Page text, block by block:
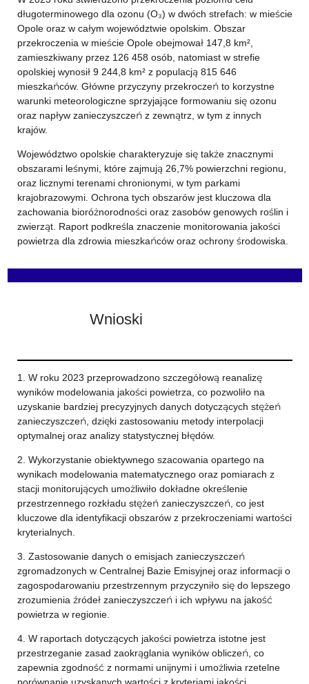
długoterminowego dla ozonu (O₃) w dwóch strefach: w mieście
Opole oraz w całym województwie opolskim. Obszar
przekroczenia w mieście Opole obejmował 147,8 km²,
zamieszkiwany przez 126 458 osób, natomiast w strefie
opolskiej wynosił 9 244,8 km² z populacją 815 646
mieszkańców. Główne przyczyny przekroczeń to korzystne
warunki meteorologiczne sprzyjające formowaniu się ozonu
oraz napływ zanieczyszczeń z zewnątrz, w tym z innych
krajów.
Województwo opolskie charakteryzuje się także znacznymi
obszarami leśnymi, które zajmują 26,7% powierzchni regionu,
oraz licznymi terenami chronionymi, w tym parkami
krajobrazowymi. Ochrona tych obszarów jest kluczowa dla
zachowania bioróżnorodności oraz zasobów genowych roślin i
zwierząt. Raport podkreśla znaczenie monitorowania jakości
powietrza dla zdrowia mieszkańców oraz ochrony środowiska.
Wnioski
1. W roku 2023 przeprowadzono szczegółową reanalizę
wyników modelowania jakości powietrza, co pozwoliło na
uzyskanie bardziej precyzyjnych danych dotyczących stężeń
zanieczyszczeń, dzięki zastosowaniu metody interpolacji
optymalnej oraz analizy statystycznej błędów.
2. Wykorzystanie obiektywnego szacowania opartego na
wynikach modelowania matematycznego oraz pomiarach z
stacji monitorujących umożliwiło dokładne określenie
przestrzennego rozkładu stężeń zanieczyszczeń, co jest
kluczowe dla identyfikacji obszarów z przekroczeniami wartości
kryterialnych.
3. Zastosowanie danych o emisjach zanieczyszczeń
zgromadzonych w Centralnej Bazie Emisyjnej oraz informacji o
zagospodarowaniu przestrzennym przyczyniło się do lepszego
zrozumienia źródeł zanieczyszczeń i ich wpływu na jakość
powietrza w regionie.
4. W raportach dotyczących jakości powietrza istotne jest
przestrzeganie zasad zaokrąglania wyników obliczeń, co
zapewnia zgodność z normami unijnymi i umożliwia rzetelne